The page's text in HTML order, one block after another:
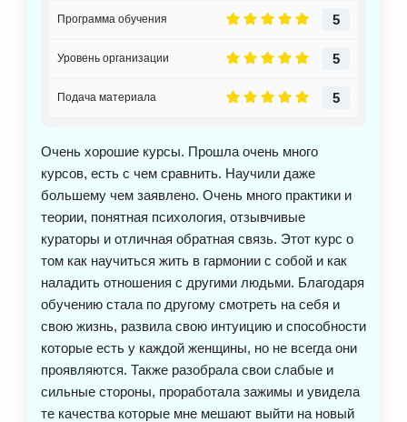
5
Программа обучения
5
Уровень организации
5
Подача материала
Очень хорошие курсы. Прошла очень много
курсов, есть с чем сравнить. Научили даже
большему чем заявлено. Очень много практики и
теории, понятная психология, отзывчивые
кураторы и отличная обратная связь. Этот курс о
том как научиться жить в гармонии с собой и как
наладить отношения с другими людьми. Благодаря
обучению стала по другому смотреть на себя и
свою жизнь, развила свою интуицию и способности
которые есть у каждой женщины, но не всегда они
проявляются. Также разобрала свои слабые и
сильные стороны, проработала зажимы и увидела
те качества которые мне мешают выйти на новый